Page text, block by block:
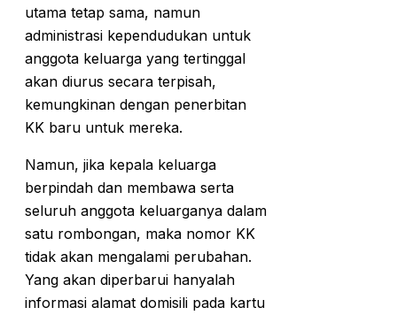
utama tetap sama, namun
administrasi kependudukan untuk
anggota keluarga yang tertinggal
akan diurus secara terpisah,
kemungkinan dengan penerbitan
KK baru untuk mereka.
Namun, jika kepala keluarga
berpindah dan membawa serta
seluruh anggota keluarganya dalam
satu rombongan, maka nomor KK
tidak akan mengalami perubahan.
Yang akan diperbarui hanyalah
informasi alamat domisili pada kartu